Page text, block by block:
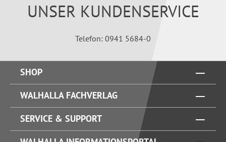
UNSER KUNDENSERVICE
Telefon: 0941 5684-0
SHOP
WALHALLA FACHVERLAG
SERVICE & SUPPORT